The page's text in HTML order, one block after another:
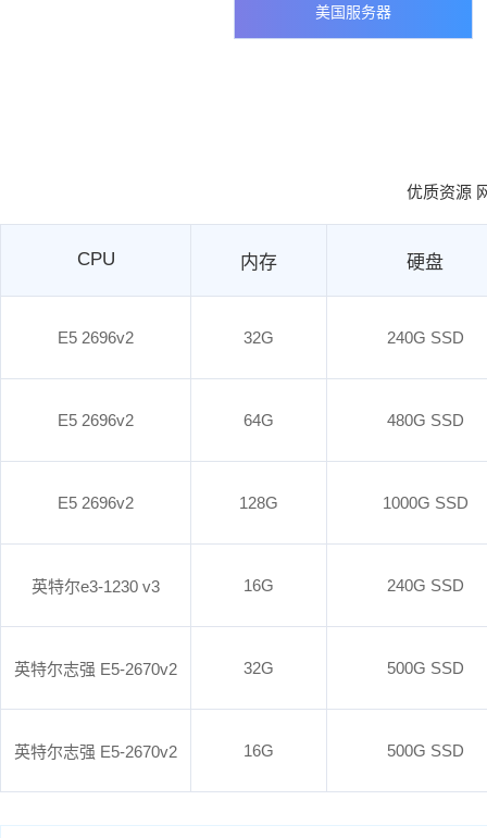
美国服务器
优质资源
CPU 内存 硬盘
E5 2696v2 32G 240G SSD
E5 2696v2 64G 480G SSD
E5 2696v2 128G 1000G SSD
英特尔e3-1230 v3 16G 240G SSD
英特尔志强 E5-2670v2 32G 500G SSD
英特尔志强 E5-2670v2 16G 500G SSD